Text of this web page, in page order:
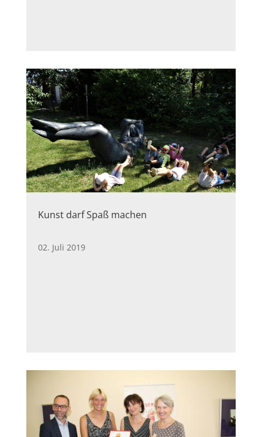
Kunst darf Spaß machen
02. Juli 2019